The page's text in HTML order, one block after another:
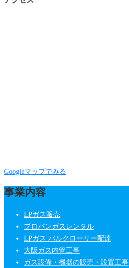
Googleマップでみる
事業内容
LPガス販売
プロパンガスレンタル
LPガス バルクローリー配達
大阪ガス内管工事
ガス設備・機器の販売・設置工事